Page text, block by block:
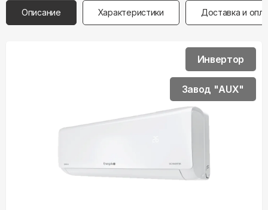
Описание Характеристики Доставка и
Инвертор
Завод "AUX"